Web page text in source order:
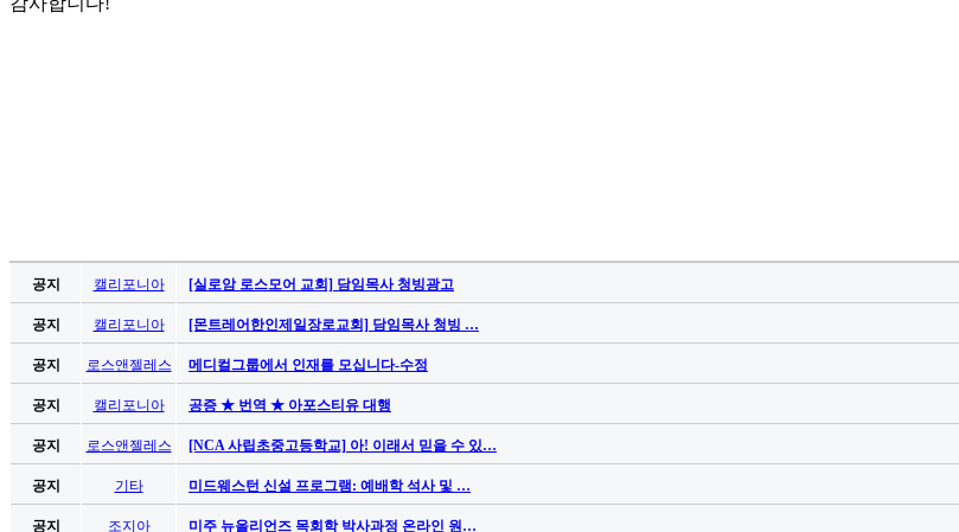
코
아
스
규
공지 캘리포니아 [실로암 로스모어 교회] 담임목사 청빙광고
공지 캘리포니아 [몬트레어한인제일장로교회] 담임목사 청빙 …
공지 로스앤젤레스 메디컬그룹에서 인재를 모십니다-수정
공지 캘리포니아 공증 ★ 번역 ★ 아포스티유 대행
공지 로스앤젤레스 [NCA 사립초중고등학교] 아! 이래서 믿을 수 있…
공지 기타 미드웨스턴 신설 프로그램: 예배학 석사 및 …
공지 조지아 미주 뉴올리언즈 목회학 박사과정 온라인 원…